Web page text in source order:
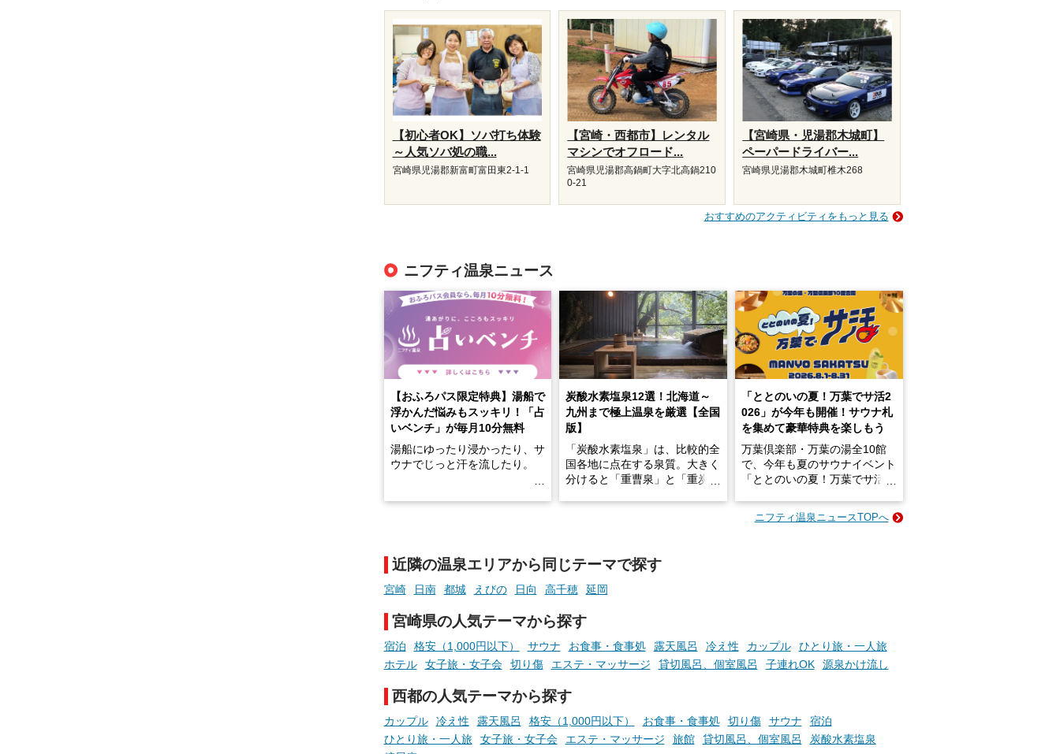
【初心者OK】ソバ打ち体験
～人気ソバ処の職...
宮崎県児湯郡新富町富田東2‐1‐1
【宮崎・西都市】レンタル
マシンでオフロード...
宮崎県児湯郡高鍋町大字北高鍋210
0-21
【宮崎県・児湯郡木城町】
ペーパードライバー...
宮崎県児湯郡木城町椎木268
おすすめのアクティビティをもっと見る
ニフティ温泉ニュース
【おふろパス限定特典】湯船で
浮かんだ悩みもスッキリ！「占
いベンチ」が毎月10分無料
湯船にゆったり浸かったり、サ
ウナでじっと汗を流したり。
た「これからのこと」や「ちょ
っとした悩み」が、頭に浮かん
でくることはありませんか？
お風呂でリラックスしているか
らこそ向き合える、大切な自分
の本音。
そんな心のつぶやきを、湯あが
りの温まった心のまま相談でき
たら素敵ですよね。
炭酸水素塩泉12選！北海道～
九州まで極上温泉を厳選【全国
版】
「炭酸水素塩泉」は、比較的全
国各地に点在する泉質。大きく
分けると「重曹泉」と「重炭酸
す。
今回は筆者自ら入浴した中か
ら、日本各地にある炭酸水素塩
泉を12施設セレクト。すべて
日帰り入浴可能で、源泉かけ流
しと泉質の良さにこだわりつ
つ、万人におすすめしたい施設
を厳選しました。
「ととのいの夏！万葉でサ活2
026」が今年も開催！サウナ札
を集めて豪華特典を楽しもう
万葉倶楽部・万葉の湯全10館
で、今年も夏のサウナイベント
「ととのいの夏！万葉でサ活2
2026年8月1日（土）～8月31
さらに、各館ではアロマロウリ
ュやアウフグースなど、サウナ
好きにはたまらない多彩なイベ
───
提供元：万葉倶楽部株式会社
ニフティ温泉ニュースTOPへ
近隣の温泉エリアから同じテーマで探す
宮崎 日南 都城 えびの 日向 高千穂 延岡
宮崎県の人気テーマから探す
宿泊 格安（1,000円以下） サウナ お食事・食事処 露天風呂 冷え性 カップル
ひとり旅・一人旅
ホテル
女子旅・女子会 切り傷 エステ・マッサージ 貸切風呂、個室風呂 子連れOK 源泉かけ流し
西都の人気テーマから探す
カップル 冷え性 露天風呂 格安（1,000円以下） お食事・食事処 切り傷 サウナ
宿泊
ひとり旅・一人旅
女子旅・女子会 エステ・マッサージ 旅館 貸切風呂、個室風呂
炭酸水素塩泉